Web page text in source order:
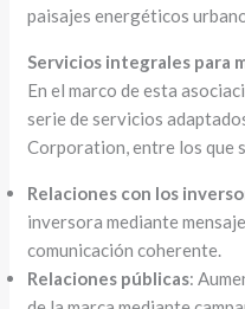
paisajes energéticos
Servicios integrales para
En el marco de esta
serie de servicios
Corporation, entre los que
Relaciones con los
inversora mediante
comunicación coherente.
Relaciones públicas: